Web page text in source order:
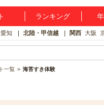
ランキング
愛知 北陸・甲信越 関西 大阪
一覧 海苔すき体験